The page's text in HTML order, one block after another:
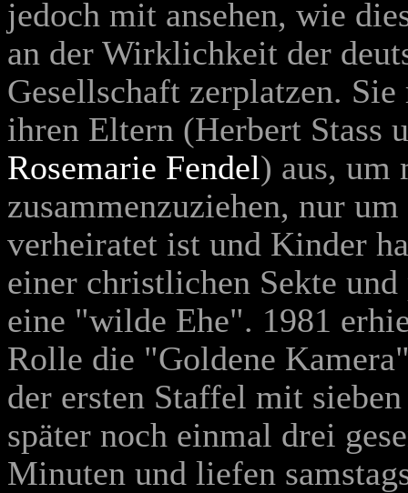
jedoch mit ansehen, wie
an der Wirklichkeit der
Gesellschaft zerplatzen.
ihren Eltern (Herbert Stass
Rosemarie Fendel) aus, um
zusammenzuziehen, nur
verheiratet ist und Kinder
einer christlichen Sekte
eine "wilde Ehe". 1981
Rolle die "Goldene
der ersten Staffel mit
später noch einmal drei
Minuten und liefen